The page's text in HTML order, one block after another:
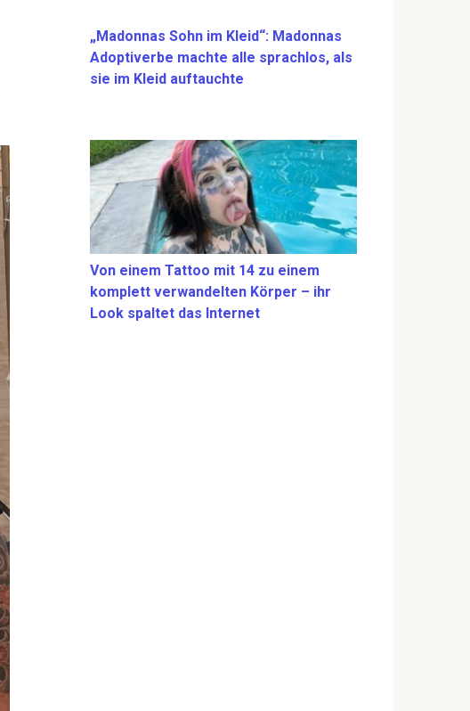
„Madonnas Sohn im Kleid“: Madonnas
Adoptiverbe machte alle sprachlos, als
sie im Kleid auftauchte
Von einem Tattoo mit 14 zu einem
komplett verwandelten Körper – ihr
Look spaltet das Internet